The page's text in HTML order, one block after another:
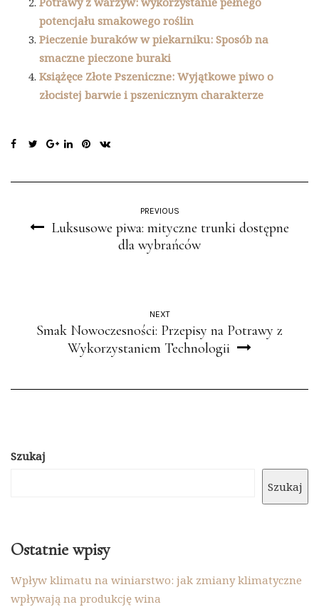
potencjału smakowego roślin
Pieczenie buraków w piekarniku: Sposób na
smaczne pieczone buraki
Książęce Złote Pszeniczne: Wyjątkowe piwo o
złocistej barwie i pszenicznym charakterze
PREVIOUS
Luksusowe piwa: mityczne trunki dostępne
dla wybrańców
NEXT
Smak Nowoczesności: Przepisy na Potrawy z
Wykorzystaniem Technologii
Szukaj
Szukaj
Ostatnie wpisy
Wpływ klimatu na winiarstwo: jak zmiany klimatyczne
wpływają na produkcję wina